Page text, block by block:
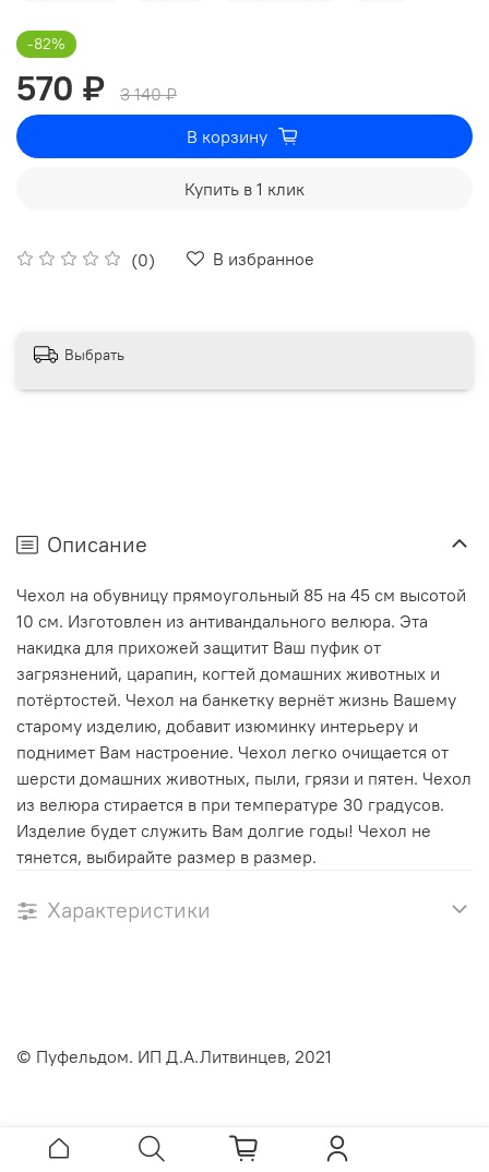
(0) В избранное
-82%
570 ₽
3 140 ₽
В корзину
Купить в 1 клик
Выбрать
Описание
Чехол на обувницу прямоугольный 85 на 45 см высотой
10 см. Изготовлен из антивандального велюра. Эта
накидка для прихожей защитит Ваш пуфик от
загрязнений, царапин, когтей домашних животных и
потёртостей. Чехол на банкетку вернёт жизнь Вашему
старому изделию, добавит изюминку интерьеру и
поднимет Вам настроение. Чехол легко очищается от
шерсти домашних животных, пыли, грязи и пятен. Чехол
из велюра стирается в при температуре 30 градусов.
Изделие будет служить Вам долгие годы! Чехол не
тянется, выбирайте размер в размер.
Характеристики
© Пуфельдом. ИП Д.А.Литвинцев, 2021